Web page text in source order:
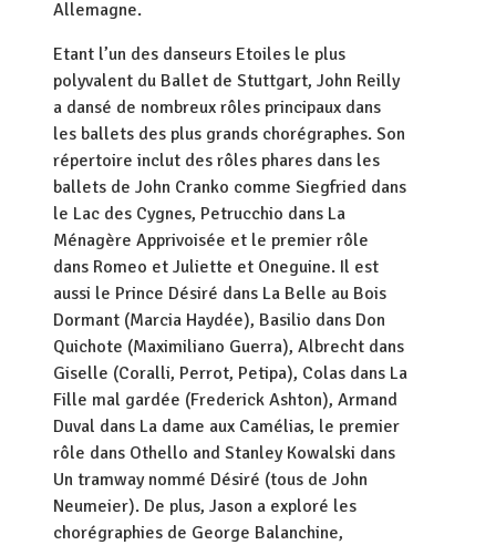
Allemagne.
Etant l’un des danseurs Etoiles le plus
polyvalent du Ballet de Stuttgart, John Reilly
a dansé de nombreux rôles principaux dans
les ballets des plus grands chorégraphes. Son
répertoire inclut des rôles phares dans les
ballets de John Cranko comme Siegfried dans
le Lac des Cygnes, Petrucchio dans La
Ménagère Apprivoisée et le premier rôle
dans Romeo et Juliette et Oneguine. Il est
aussi le Prince Désiré dans La Belle au Bois
Dormant (Marcia Haydée), Basilio dans Don
Quichote (Maximiliano Guerra), Albrecht dans
Giselle (Coralli, Perrot, Petipa), Colas dans La
Fille mal gardée (Frederick Ashton), Armand
Duval dans La dame aux Camélias, le premier
rôle dans Othello and Stanley Kowalski dans
Un tramway nommé Désiré (tous de John
Neumeier). De plus, Jason a exploré les
chorégraphies de George Balanchine,